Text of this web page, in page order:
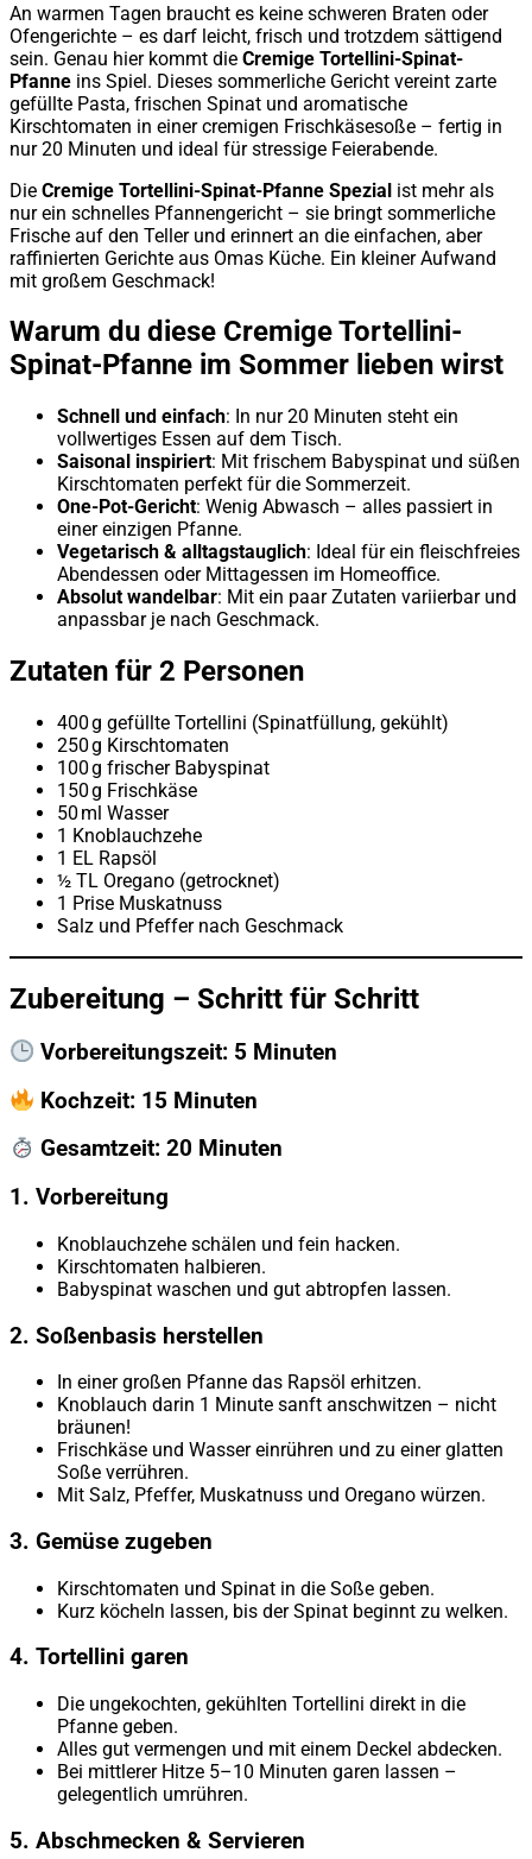
An warmen Tagen braucht es keine schweren Braten oder
Ofengerichte – es darf leicht, frisch und trotzdem sättigend
sein. Genau hier kommt die Cremige Tortellini-Spinat-
Pfanne ins Spiel. Dieses sommerliche Gericht vereint zarte
gefüllte Pasta, frischen Spinat und aromatische
Kirschtomaten in einer cremigen Frischkäsesoße – fertig in
nur 20 Minuten und ideal für stressige Feierabende.
Die Cremige Tortellini-Spinat-Pfanne Spezial ist mehr als
nur ein schnelles Pfannengericht – sie bringt sommerliche
Frische auf den Teller und erinnert an die einfachen, aber
raffinierten Gerichte aus Omas Küche. Ein kleiner Aufwand
mit großem Geschmack!
Warum du diese Cremige Tortellini-
Spinat-Pfanne im Sommer lieben wirst
Schnell und einfach: In nur 20 Minuten steht ein
vollwertiges Essen auf dem Tisch.
Saisonal inspiriert: Mit frischem Babyspinat und süßen
Kirschtomaten perfekt für die Sommerzeit.
One-Pot-Gericht: Wenig Abwasch – alles passiert in
einer einzigen Pfanne.
Vegetarisch & alltagstauglich: Ideal für ein fleischfreies
Abendessen oder Mittagessen im Homeoffice.
Absolut wandelbar: Mit ein paar Zutaten variierbar und
anpassbar je nach Geschmack.
Zutaten für 2 Personen
400 g gefüllte Tortellini (Spinatfüllung, gekühlt)
250 g Kirschtomaten
100 g frischer Babyspinat
150 g Frischkäse
50 ml Wasser
1 Knoblauchzehe
1 EL Rapsöl
½ TL Oregano (getrocknet)
1 Prise Muskatnuss
Salz und Pfeffer nach Geschmack
Zubereitung – Schritt für Schritt
Vorbereitungszeit: 5 Minuten
Kochzeit: 15 Minuten
Gesamtzeit: 20 Minuten
1. Vorbereitung
Knoblauchzehe schälen und fein hacken.
Kirschtomaten halbieren.
Babyspinat waschen und gut abtropfen lassen.
2. Soßenbasis herstellen
In einer großen Pfanne das Rapsöl erhitzen.
Knoblauch darin 1 Minute sanft anschwitzen – nicht
bräunen!
Frischkäse und Wasser einrühren und zu einer glatten
Soße verrühren.
Mit Salz, Pfeffer, Muskatnuss und Oregano würzen.
3. Gemüse zugeben
Kirschtomaten und Spinat in die Soße geben.
Kurz köcheln lassen, bis der Spinat beginnt zu welken.
4. Tortellini garen
Die ungekochten, gekühlten Tortellini direkt in die
Pfanne geben.
Alles gut vermengen und mit einem Deckel abdecken.
Bei mittlerer Hitze 5–10 Minuten garen lassen –
gelegentlich umrühren.
5. Abschmecken & Servieren